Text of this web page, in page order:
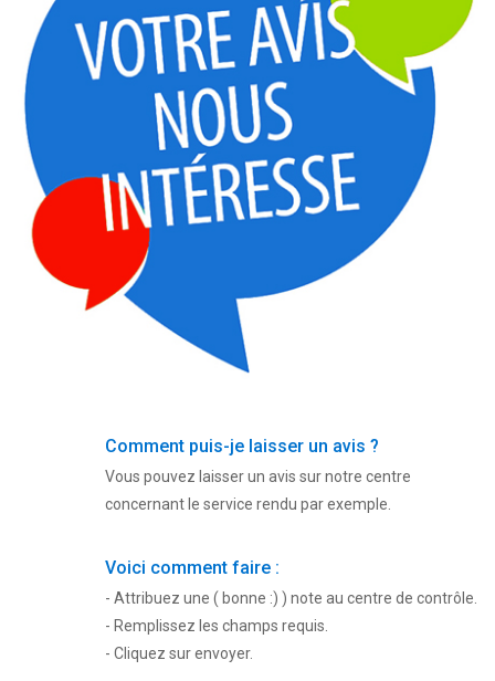
Comment puis-je laisser un avis ?
Vous pouvez laisser un avis sur notre centre
concernant le service rendu par exemple.
Voici comment faire :
- Attribuez une ( bonne :) ) note au centre de contrôle.
- Remplissez les champs requis.
- Cliquez sur envoyer.